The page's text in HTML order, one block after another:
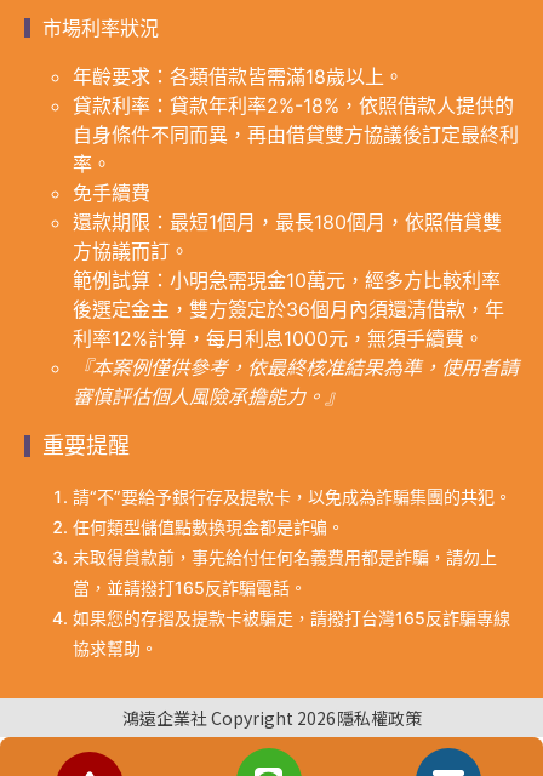
市場利率狀況
年齡要求：各類借款皆需滿18歲以上。
貸款利率：貸款年利率2%-18%，依照借款人提供的
自身條件不同而異，再由借貸雙方協議後訂定最終利
率。
免手續費
還款期限：最短1個月，最長180個月，依照借貸雙
方協議而訂。
範例試算：小明急需現金10萬元，經多方比較利率
後選定金主，雙方簽定於36個月內須還清借款，年
利率12%計算，每月利息1000元，無須手續費。
『本案例僅供參考，依最終核准結果為準，使用者請
審慎評估個人風險承擔能力。』
重要提醒
請“不”要給予銀行存及提款卡，以免成為詐騙集團的共犯。
任何類型儲值點數換現金都是詐骗。
未取得貸款前，事先給付任何名義費用都是詐騙，請勿上
當，並請撥打165反詐騙電話。
如果您的存摺及提款卡被騙走，請撥打台灣165反詐騙專線
協求幫助。
鴻遠企業社 Copyright 2026隱私權政策